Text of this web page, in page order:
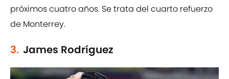
próximos cuatro años. Se trata del cuarto refuerzo
de Monterrey.
3. James Rodríguez